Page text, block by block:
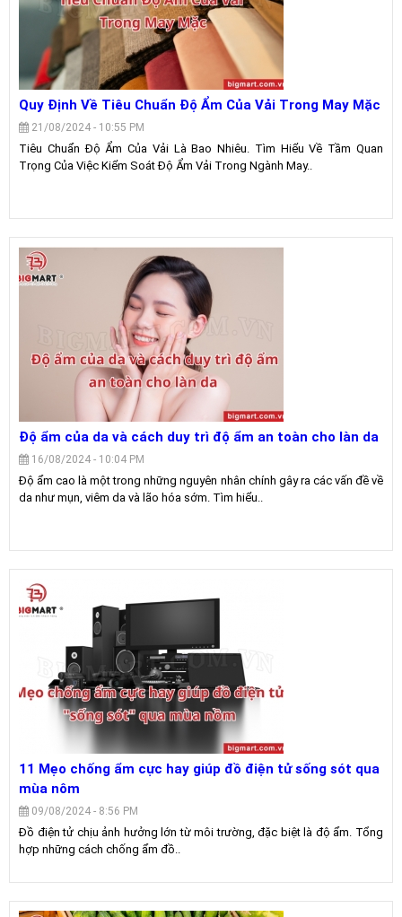
Quy Định Về Tiêu Chuẩn Độ Ẩm Của Vải Trong May Mặc
21/08/2024 - 10:55 PM
Tiêu Chuẩn Độ Ẩm Của Vải Là Bao Nhiêu. Tìm Hiểu Về Tầm Quan
Trọng Của Việc Kiểm Soát Độ Ẩm Vải Trong Ngành May..
Độ ẩm của da và cách duy trì độ ẩm an toàn cho làn da
16/08/2024 - 10:04 PM
Độ ẩm cao là một trong những nguyên nhân chính gây ra các vấn đề về
da như mụn, viêm da và lão hóa sớm. Tìm hiểu..
11 Mẹo chống ẩm cực hay giúp đồ điện tử sống sót qua
mùa nôm
09/08/2024 - 8:56 PM
Đồ điện tử chịu ảnh hưởng lớn từ môi trường, đặc biệt là độ ẩm. Tổng
hợp những cách chống ẩm đồ..